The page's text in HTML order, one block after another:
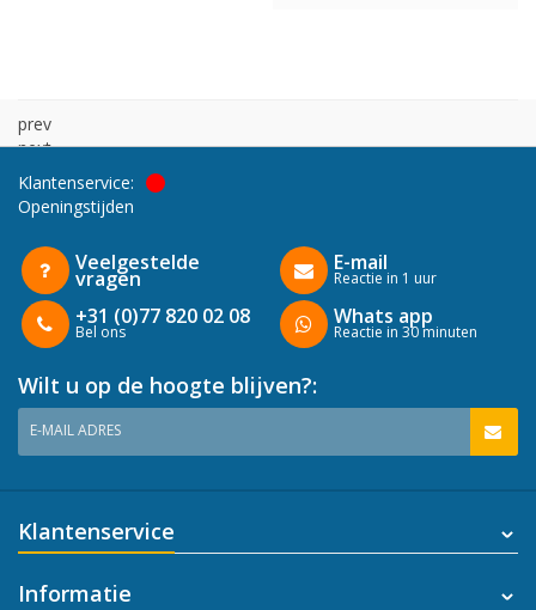
prev
next
Klantenservice:
Openingstijden
Veelgestelde
vragen
+31 (0)77 820 02 08
Bel ons
E-mail
Reactie in 1 uur
Whats app
Reactie in 30 minuten
Wilt u op de hoogte blijven?:
E-MAIL ADRES
Klantenservice
Informatie